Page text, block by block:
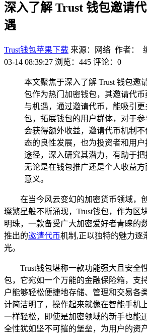
深入了解 Trust 钱包邀请
遇
Trust钱包苹果下载 来源：网络 作者：
03-14 08:39:27 浏览：445 评论：0
本文聚焦于深入了解 Trust 钱包邀
包作为热门加密钱包，其邀请代
与机遇，通过邀请代币，能吸引
包，拓展钱包的用户群体，对于
会获得额外收益，邀请代币机制
态的良性发展，也为投资者和用
途径，深入研究其潜力，有助于把
无论是在钱包推广还是个人收益
意义。
在当今风云变幻的加密货币领域，
璨繁星般不断涌现，Trust钱包，作为区
明珠，一款备受广大加密爱好者青睐的
推出的邀请代币机制,正以独特的魅力逐
光。
Trust钱包堪称一款功能强大且安全
包，它宛如一个万能的金融保险箱，支
户能够轻松便捷地存储、管理和交易各
计简洁明了，操作起来就像在智能手机
一样轻松，即使是加密领域的新手也能
全性犹如坚不可摧的堡垒，为用户的资